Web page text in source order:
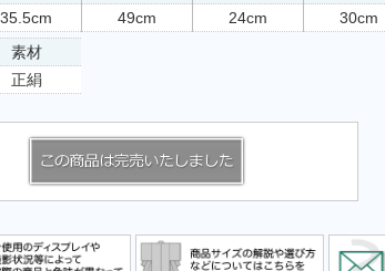
35.5cm
49cm
24cm
30cm
素材
正絹